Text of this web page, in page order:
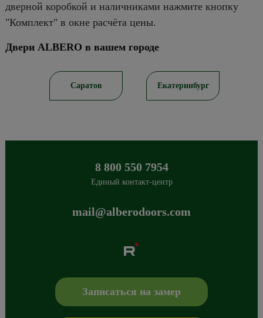
дверной коробкой и наличниками нажмите кнопку
"Комплект" в окне расчёта цены.
Двери ALBERO в вашем городе
Саратов Екатеринбург
8 800 550 7954
Единый контакт-центр
mail@alberodoors.com
+7 800 765 43 42,mail@alberodoors.com
Записаться на замер